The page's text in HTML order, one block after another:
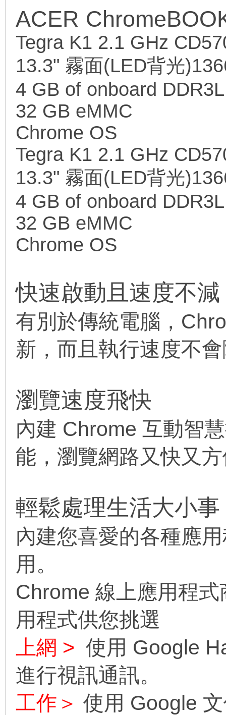
ACER
Tegra K1 2.1 GHz
13.3" 霧面(LED背光
4 GB of onboard DDR3L
32 GB eMMC
Chrome OS
Tegra K1 2.1 GHz
13.3" 霧面(LED背光
4 GB of onboard DDR3L
32 GB eMMC
Chrome OS
快速啟動且速度不減
有別於傳統電腦，
新，而且執行速度不
瀏覽速度飛快
內建 Chrome 互動智
能，瀏覽網路又快又
輕鬆處理生活大小事
內建您喜愛的各種應
用。
Chrome 線上應用程
用程式供您挑選
上網 > 使用 Google
進行視訊通訊。
工作＞ 使用 Google